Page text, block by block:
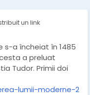
un link
s-a încheiat în 1485
a preluat
Tudor. Primii doi
lumii-moderne-2